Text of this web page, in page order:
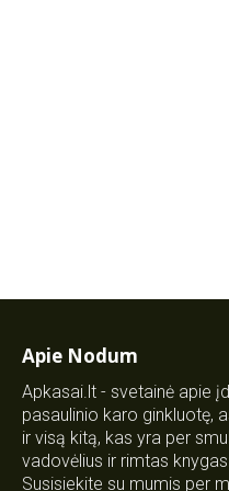
Apie Nodum
Apkasai.lt - svetainė apie
pasaulinio karo ginkluotę,
ir visą kitą, kas yra per
vadovėlius ir rimtas
Susisiekite su mumis per